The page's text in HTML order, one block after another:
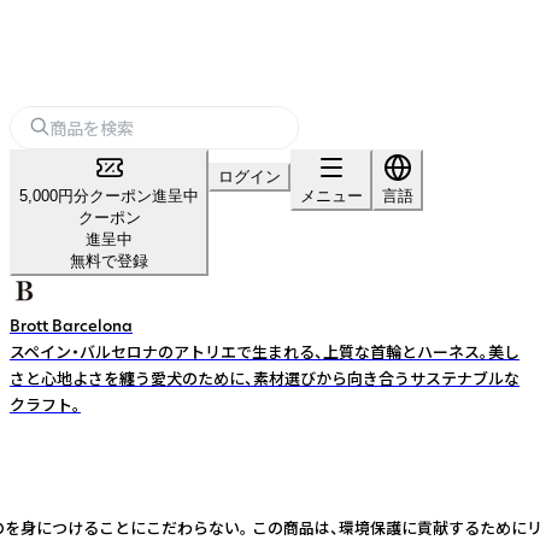
5,000円分クーポン進呈中
クーポン
進呈中
無料で登録
ログイン
メニュー
言語
Brott Barcelona
スペイン・バルセロナのアトリエで生まれる、上質な首輪とハーネス。美し
さと心地よさを纏う愛犬のために、素材選びから向き合うサステナブルな
クラフト。
つけることにこだわらない。 この商品は、環境保護に貢献する